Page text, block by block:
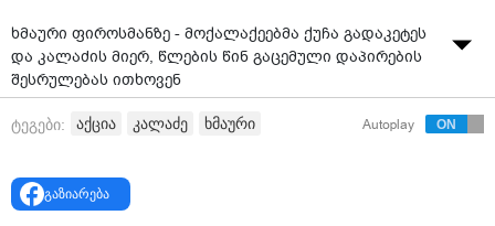
ხმაური ფიროსმანზე - მოქალაქეებმა ქუჩა გადაკეტეს
და კალაძის მიერ, წლების წინ გაცემული დაპირების
შესრულებას ითხოვენ
ვიდეო: მთავარი არხი
ტეგები: აქცია კალაძე ხმაური Autoplay
გაზიარება